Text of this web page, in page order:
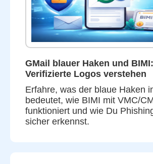
GMail blauer Haken und BIMI:
Verifizierte Logos verstehen
Erfahre, was der blaue Haken
bedeutet, wie BIMI mit VMC/
funktioniert und wie Du
sicher erkennst.